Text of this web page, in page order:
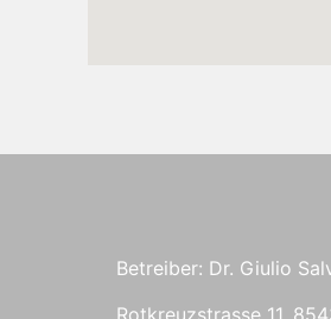
Betreiber: Dr. Giulio
Rotkreuzstrasse 11,